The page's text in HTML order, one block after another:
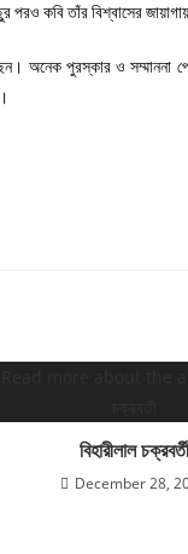
পরও কবি তাঁর বিশ্বাসের
অনেক পুরস্কার ও
বিহারীলাল চক্রবর্তী
December 28,